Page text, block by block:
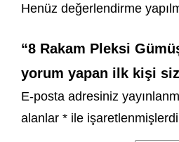
Henüz değerlendirme
“8 Rakam Pleksi
yorum yapan ilk kişi
E-posta adresiniz
alanlar* ile